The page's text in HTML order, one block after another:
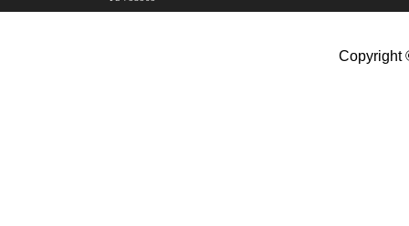
Copyright